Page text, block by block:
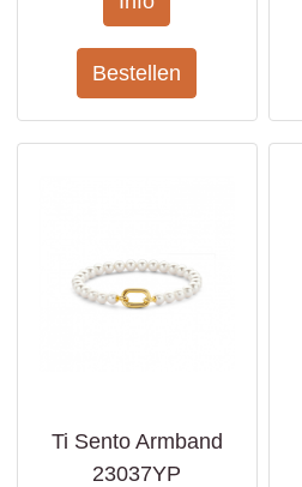
Ti Sento Armband
23037YP